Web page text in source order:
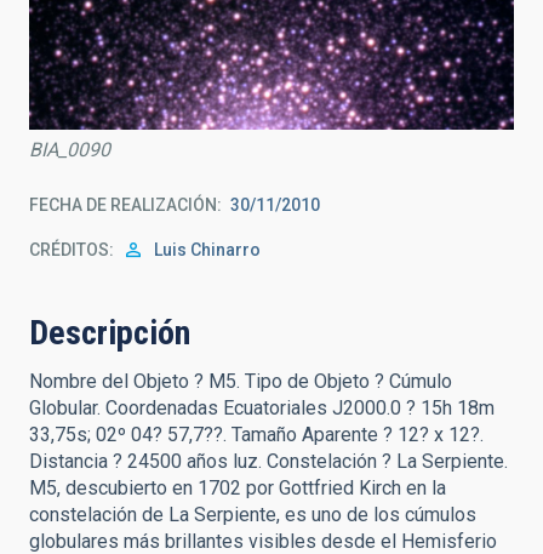
BIA_0090
FECHA DE REALIZACIÓN 30/11/2010
CRÉDITOS Luis Chinarro
Descripción
Nombre del Objeto ? M5. Tipo de Objeto ? Cúmulo
Globular. Coordenadas Ecuatoriales J2000.0 ? 15h 18m
33,75s; 02º 04? 57,7??. Tamaño Aparente ? 12? x 12?.
Distancia ? 24500 años luz. Constelación ? La Serpiente.
M5, descubierto en 1702 por Gottfried Kirch en la
constelación de La Serpiente, es uno de los cúmulos
globulares más brillantes visibles desde el Hemisferio